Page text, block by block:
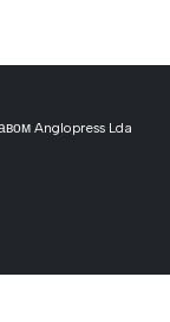
Anglopress Lda